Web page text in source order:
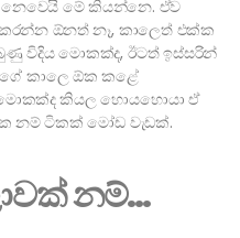
නෙවෙයි මේ කියන්නෙ. ඒව
ඕනත් නෑ, කාලෙත් එක්ක
විදිය මොකක්ද, ඊටත් ඉස්සරින්
කාලෙ ඕක කළේ
මොකක්ද කියල හොයහොයා ඒ
නම් ටිකක් මෝඩ වැඩක්.
නම්…